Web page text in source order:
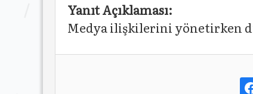
Yanıt Açıklaması:
Medya ilişkilerini yönetirken